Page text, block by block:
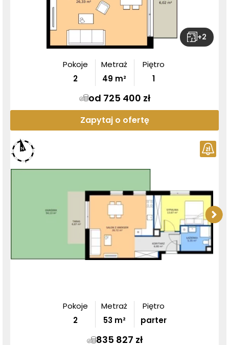
+2
Pokoje
2
Metraż
49 m²
Piętro
1
od 725 400 zł
Zapytaj o ofertę
Pokoje
2
Metraż
53m²
Piętro
parter
835 827 zł